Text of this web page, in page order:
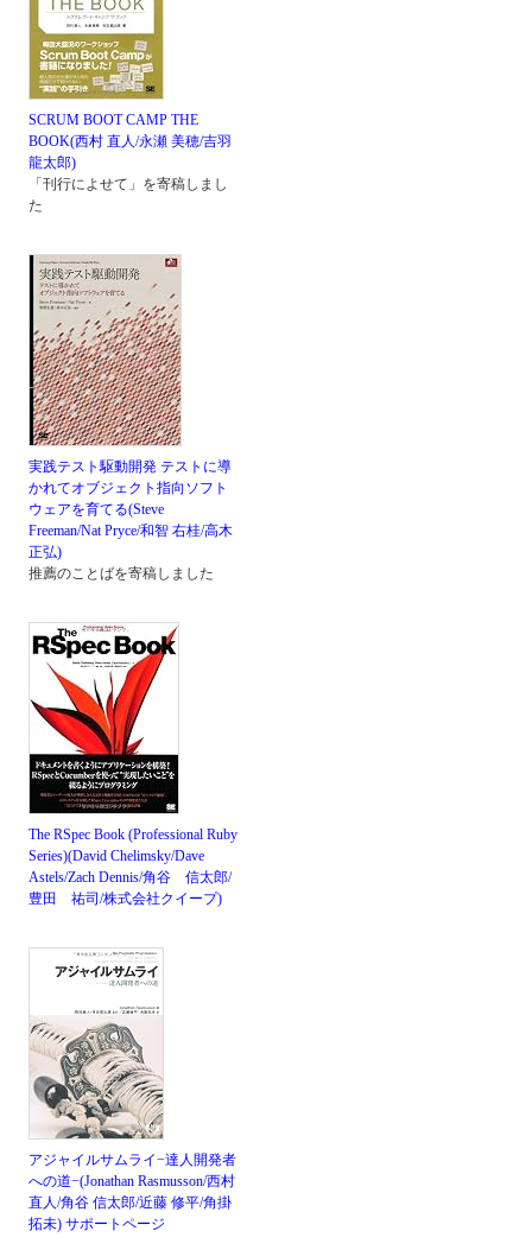
SCRUM BOOT CAMP THE
BOOK(西村 直人/永瀬 美穂/吉羽
龍太郎)
「刊行によせて」を寄稿しまし
た
実践テスト駆動開発 テストに導
かれてオブジェクト指向ソフト
ウェアを育てる(Steve
Freeman/Nat Pryce/和智 右桂/高木
正弘)
推薦のことばを寄稿しました
The RSpec Book (Professional Ruby
Series)(David Chelimsky/Dave
Astels/Zach Dennis/角谷 信太郎/
豊田 祐司/株式会社クイープ)
アジャイルサムライ−達人開発者
への道−(Jonathan Rasmusson/西村
直人/角谷 信太郎/近藤 修平/角掛
拓未) サポートページ